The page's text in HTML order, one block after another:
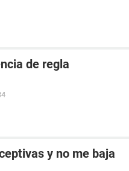
de regla
y no me baja